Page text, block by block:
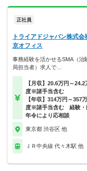
正社員
トライアドジャパン株式
京オフィス
事務経験を活かせるSMA（治
局担当者）求人で…
【月収】20.6万円～24.2
度※諸手当含む
【年収】314万円～357
度※諸手当含む 経験・
年令により応相談
東京都 渋谷区 他
ＪＲ中央線 代々木駅 他